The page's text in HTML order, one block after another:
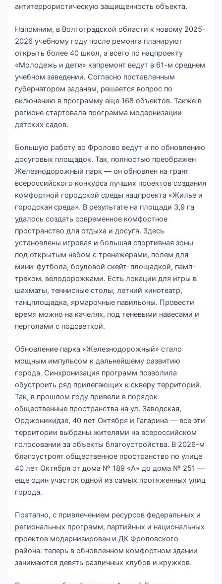
антитеррористическую защищенность объекта.
Напомним, в Волгоградской области к новому 2025-
2026 учебному году после ремонта планируют
открыть более 40 школ, а всего по нацпроекту
«Молодежь и дети» капремонт ведут в 61-м среднем
учебном заведении. Согласно поставленным
губернатором задачам, решается вопрос по
включению в программу еще 168 объектов. Также в
регионе стартовала программа модернизации
детских садов.
Большую работу во Фролово ведут и по обновлению
досуговых площадок. Так, полностью преображен
Железнодорожный парк — он обновлен на грант
всероссийского конкурса лучших проектов создания
комфортной городской среды нацпроекта «Жилье и
городская среда». В результате на площади 3,9 га
удалось создать современное комфортное
пространство для отдыха и досуга. Здесь
установлены игровая и большая спортивная зоны
под открытым небом с тренажерами, полем для
мини-футбола, боуловой скейт-площадкой, памп-
треком, велодорожками. Есть локации для игры в
шахматы, теннисные столы, летний кинотеатр,
танцплощадка, ярмарочные павильоны. Провести
время можно на качелях, под теневыми навесами и
перголами с подсветкой.
Обновление парка «Железнодорожный» стало
мощным импульсом к дальнейшему развитию
города. Синхронизация программ позволила
обустроить ряд прилегающих к скверу территорий.
Так, в прошлом году привели в порядок
общественные пространства на ул. Заводская,
Орджоникидзе, 40 лет Октября и Гагарина — все эти
территории выбраны жителями на всероссийском
голосовании за объекты благоустройства. В 2026-м
благоустроят общественное пространство по улице
40 лет Октября от дома № 189 «А» до дома № 251 —
еще один участок одной из самых протяженных улиц
города.
Поэтапно, с привлечением ресурсов федеральных и
региональных программ, партийных и национальных
проектов модернизирован и ДК Фроловского
района: теперь в обновленном комфортном здании
занимаются девять различных клубов и кружков.